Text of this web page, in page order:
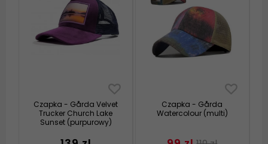
Czapka - Gårda Velvet
Trucker Church Lake
Sunset (purpurowy)
Czapka - Gårda
Watercolour (multi)